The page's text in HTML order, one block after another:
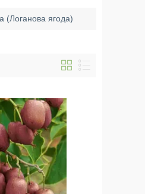
(Логанова ягода)